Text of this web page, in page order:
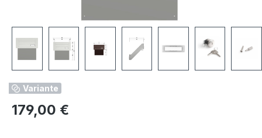
Variante
Regulärer Preis:
179,00 €